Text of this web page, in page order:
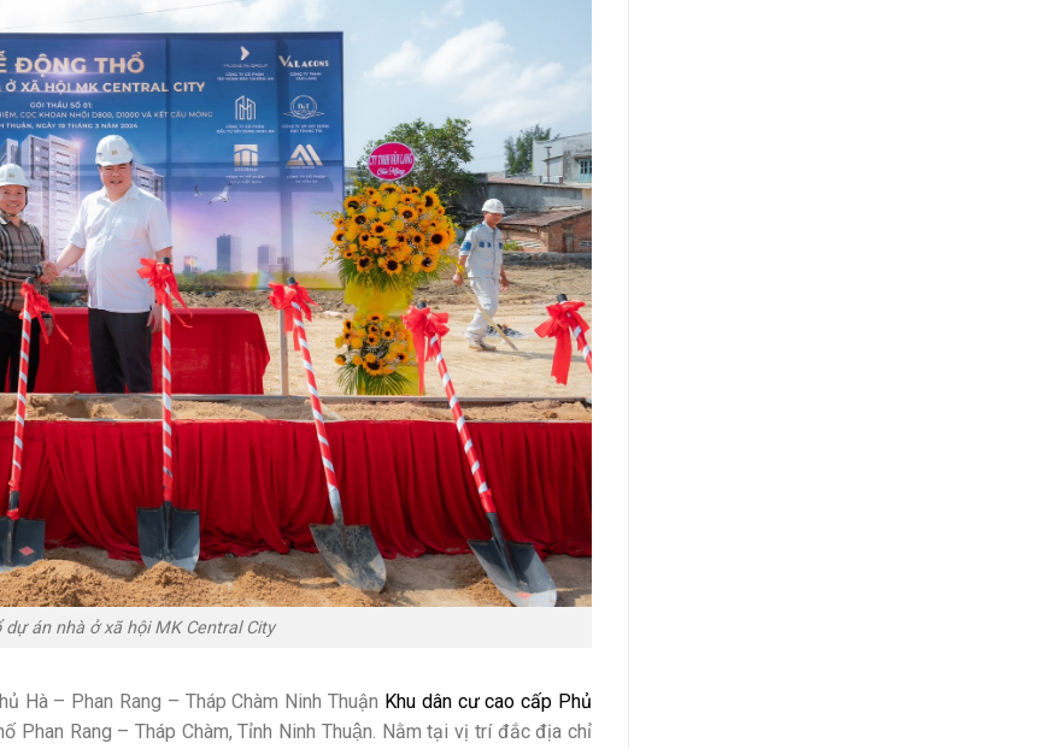
án nhà ở xã hội MK Central City
Hà – Phan Rang – Tháp Chàm Ninh Thuận Khu dân cư cao cấp Phủ
Phan Rang – Tháp Chàm, Tỉnh Ninh Thuận. Nằm tại vị trí đắc địa chỉ